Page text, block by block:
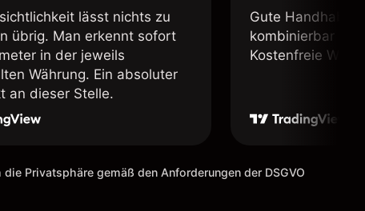
lässt nichts zu
übrig. Man erkennt sofort
in der jeweils
Währung. Ein absoluter
an dieser Stelle.
Gute
kombinierbar
Kostenfreie
Privatsphäre gemäß den Anforderungen der DSGVO